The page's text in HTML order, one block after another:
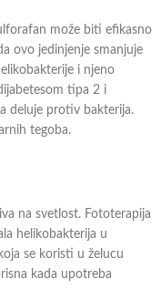
može biti efikasno
ovo jedinjenje smanjuje
i njeno
tipa 2 i
deluje protiv bakterija.
tegoba.
na svetlost. Fototerapija
helikobakterija u
se koristi u želucu
kada upotreba